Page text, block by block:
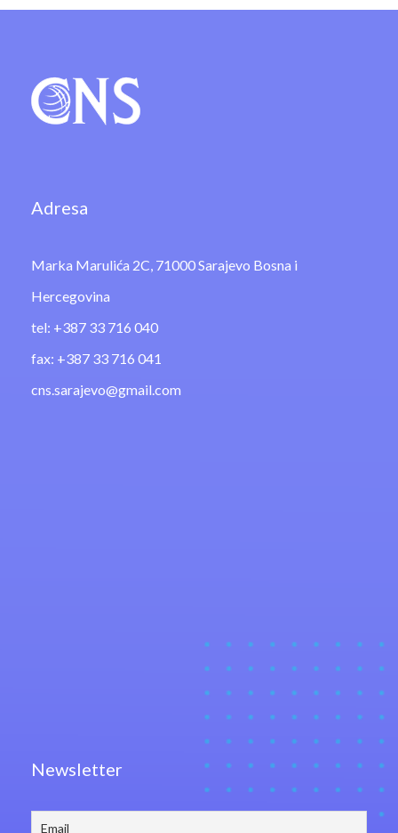
Adresa
Marka Marulića 2C, 71000 Sarajevo Bosna i
Hercegovina
tel: +387 33 716 040
fax: +387 33 716 041
cns.sarajevo@gmail.com
Newsletter